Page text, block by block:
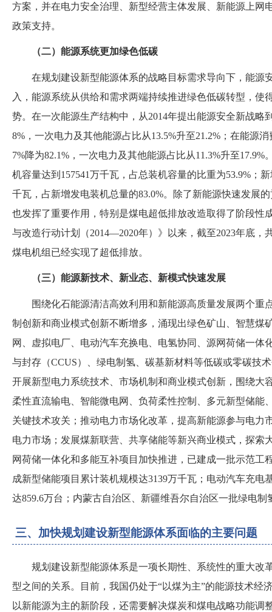
方案，并在电力安全治理、新型经营主体发展、新能源上网
政策支持。
（二） 能源系统更加绿色低碳
在规划建设新型能源体系的战略目标需求导向下，能源
入，能源系统从供给和需求两端持续推进绿色低碳转型，使
势。在一次能源生产结构中，从2014年提出能源安全新战略
8%，一次电力及其他能源占比从13.5%升至21.2% ； 在能源消
7%降为82.1%，一次电力及其他能源占比从11.3%升至
机容量达到157541万千瓦，占总装机容量的比重为53.9% ；
千瓦，占新增发电装机总量的83.0%。除了新能源快速发展
也发挥了重要作用，特别是煤电超低排放改造取得了阶段性
与改造行动计划
（2014—2020年） 》以来，截至2023年底，
煤电机组已经实现了超低排放。
（三） 能源新技术、新业态、新模式快速发展
围绕化石能源清洁高效利用和新能源高质量发展两个重
制创新和商业模式创新不断增多，涌现出绿色矿山、智慧煤
网、虚拟电厂、电动汽车充换电、电氢协同、源网荷储一体
与封存 （CCUS）
、绿电制氢、碳基新材料等低碳或零碳技
开展新型电力系统技术、市场机制和商业模式创新，围绕大
柔性直流输电、智能微电网、负荷柔性控制、多元新型储能
关键技术攻关 ； 推动电力市场化改革，提高新能源参与电力
电力市场 ； 发展煤新联营、共享储能等新兴商业模式，探索
网荷储一体化和多能互补项目加快推进，已建成一批示范工
成新型储能项目累计装机规模达3139万千瓦 ； 电动汽车充电
达859.6万台 ； 内蒙古自治区、新疆维吾尔自治区一批绿电制
三、加快规划建设新型能源体系面临的主要问题
规划建设新型能源体系是一项长期性、系统性的重大改
型之间的关系。目前，我国仍处于“以煤为主”的能源技术经
以新能源为主的新阶段，还需要解决煤炭和煤电战略功能调